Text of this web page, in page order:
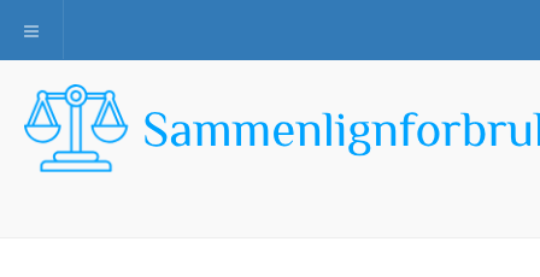
Toggle navigation